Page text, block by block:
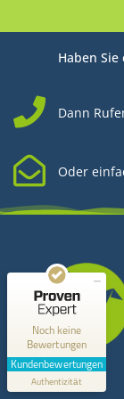
Haben
Dann
Oder
Kontakt
Noch keine
Bewertungen
Kundenbewertungen
Authentizität
MANGELHAFT
0,00 / 5,00
Erfahren Sie mehr über
Profil ansehen